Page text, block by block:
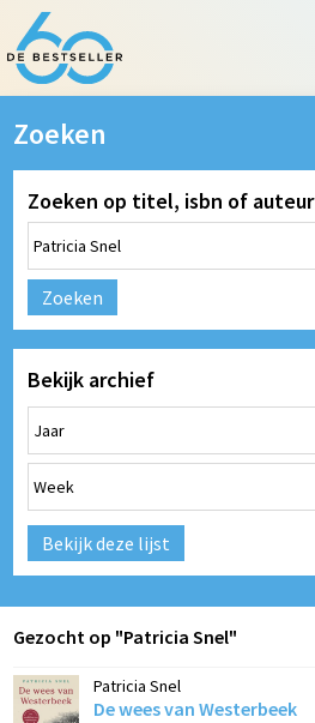
Zoeken
Zoeken op titel, isbn of auteur
Zoeken
Bekijk archief
Bekijk deze lijst
Gezocht op "Patricia Snel"
Patricia Snel
De wees van Westerbeek